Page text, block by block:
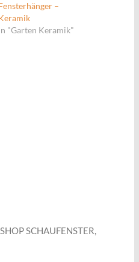
–
"Garten Keramik"
SHOP SCHAUFENSTER,